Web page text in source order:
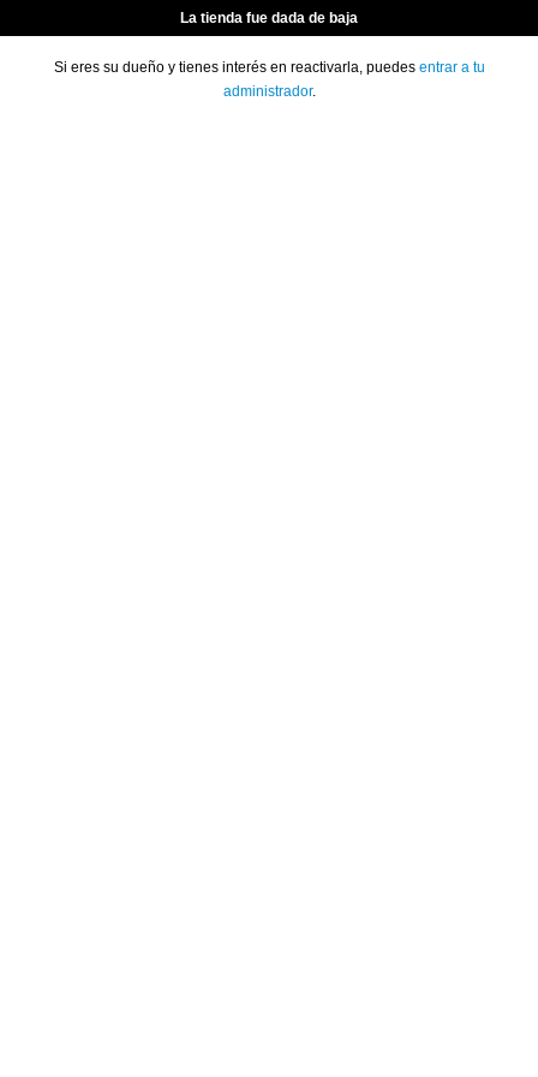
La tienda fue dada de baja
Si eres su dueño y tienes interés en reactivarla, puedes entrar a tu
administrador.